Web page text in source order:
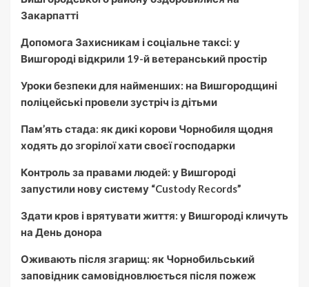
Закарпатті
Допомога Захисникам і соціальне таксі: у
Вишгороді відкрили 19-й ветеранський простір
Уроки безпеки для найменших: на Вишгородщині
поліцейські провели зустріч із дітьми
Пам’ять стада: як дикі корови Чорнобиля щодня
ходять до згорілої хати своєї господарки
Контроль за правами людей: у Вишгороді
запустили нову систему “Custody Records”
Здати кров і врятувати життя: у Вишгороді кличуть
на День донора
Оживають після згарищ: як Чорнобильський
заповідник самовідновлюється після пожеж